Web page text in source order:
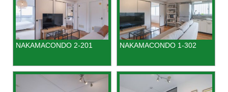
NAKAMACONDO 2-201 NAKAMACONDO 1-302